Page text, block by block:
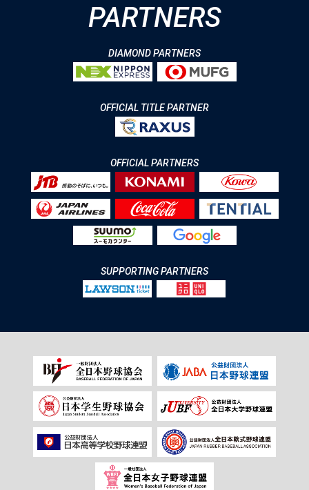
PARTNERS
DIAMOND PARTNERS
OFFICIAL TITLE PARTNER
OFFICIAL PARTNERS
SUPPORTING PARTNERS